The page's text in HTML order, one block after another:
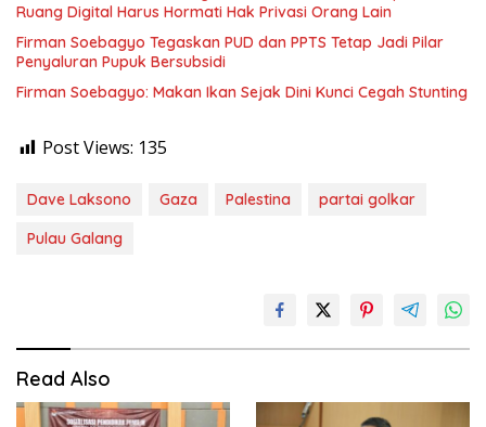
Ruang Digital Harus Hormati Hak Privasi Orang Lain
Firman Soebagyo Tegaskan PUD dan PPTS Tetap Jadi Pilar
Penyaluran Pupuk Bersubsidi
Firman Soebagyo: Makan Ikan Sejak Dini Kunci Cegah Stunting
Post Views: 135
Dave Laksono Gaza Palestina
partai golkar
Pulau Galang
Read Also